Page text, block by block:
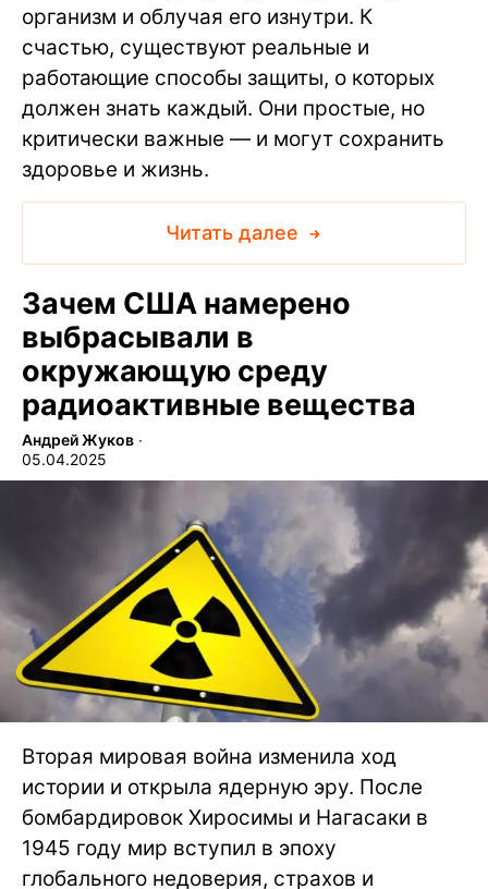
организм и облучая его изнутри. К
счастью, существуют реальные и
работающие способы защиты, о которых
должен знать каждый. Они простые, но
критически важные — и могут сохранить
здоровье и жизнь.
Читать далее
Зачем США намерено
выбрасывали в
окружающую среду
радиоактивные вещества
Андрей Жуков ∙
05.04.2025
Вторая мировая война изменила ход
истории и открыла ядерную эру. После
бомбардировок Хиросимы и Нагасаки в
1945 году мир вступил в эпоху
глобального недоверия, страхов и